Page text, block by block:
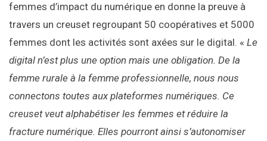
femmes d’impact du numérique en donne la preuve à
travers un creuset regroupant 50 coopératives et 5000
femmes dont les activités sont axées sur le digital. « Le
digital n’est plus une option mais une obligation. De la
femme rurale à la femme professionnelle, nous nous
connectons toutes aux plateformes numériques. Ce
creuset veut alphabétiser les femmes et réduire la
fracture numérique. Elles pourront ainsi s’autonomiser